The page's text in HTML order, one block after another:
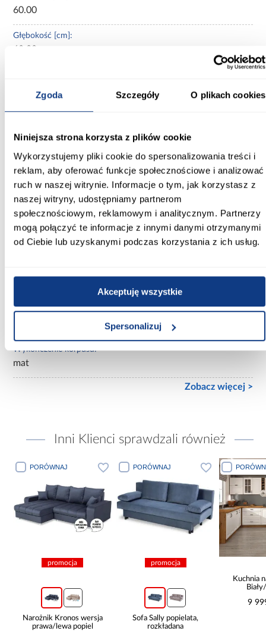
Zgoda Szczegóły O plikach cookies
Niniejsza strona korzysta z plików cookie
Wykorzystujemy pliki cookie do spersonalizowania treści i
reklam, aby oferować funkcje społecznościowe i analizować
ruch w naszej witrynie. Informacje o tym, jak korzystasz z
naszej witryny, udostępniamy partnerom
społecznościowym, reklamowym i analitycznym. Partnerzy
mogą połączyć te informacje z innymi danymi otrzymanymi
od Ciebie lub uzyskanymi podczas korzystania z ich usług.
Akceptuję wszystkie
Spersonalizuj
60.00
Głębokość [cm]:
60.00
Kolekcja:
Kolor frontów:
SANDGRAU AFM
dąb artisan
Wybarwienie frontów górnych:
beżowe
Wykończenie frontów:
Wykończenie korpusu:
mat
Zobacz więcej >
Inni Klienci sprawdzali również
PORÓWNAJ
promocja
Narożnik Kronos wersja
prawa/lewa popiel
PORÓWNAJ
promocja
Sofa Sally popielata,
rozkładana
Kuchnia
9